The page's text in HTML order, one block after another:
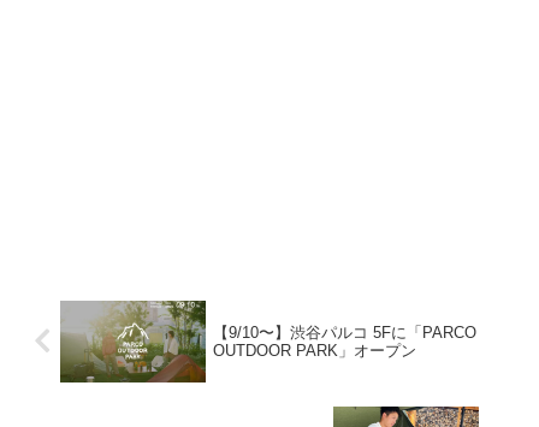
【9/10〜】渋谷パルコ 5Fに「PARCO
OUTDOOR PARK」オープン